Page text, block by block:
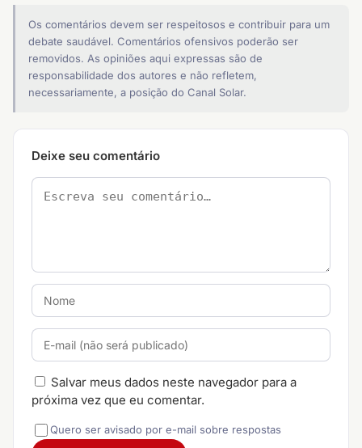
Os comentários devem ser respeitosos e contribuir para um
debate saudável. Comentários ofensivos poderão ser
removidos. As opiniões aqui expressas são de
responsabilidade dos autores e não refletem,
necessariamente, a posição do Canal Solar.
Deixe seu comentário
Salvar meus dados neste navegador para a
próxima vez que eu comentar.
Quero ser avisado por e-mail sobre respostas